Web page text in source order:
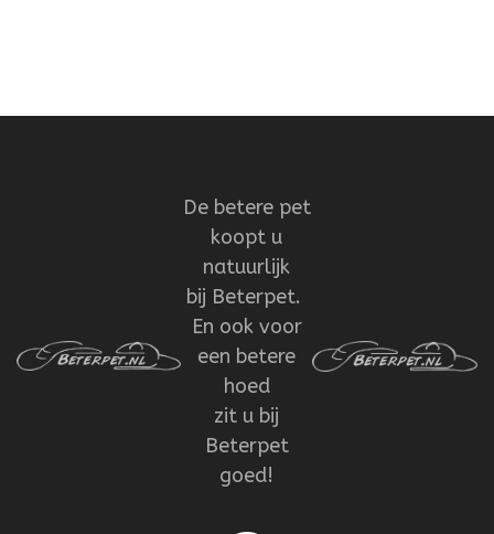
De betere pet
koopt u
natuurlijk
bij Beterpet.
En ook voor
een betere
hoed
zit u bij
Beterpet
goed!